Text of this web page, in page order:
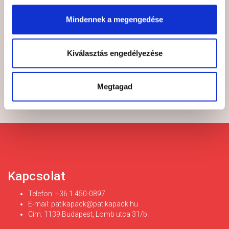
Mindennek a megengedése
Kiválasztás engedélyezése
Megtagad
Adatvédelmi és adatkezelési szabályzatot
FELIRATKOZÁS
Kapcsolat
Telefon: +36 1 450-0897
E-mail: patikapack@patikapack.hu
Cím: 1139 Budapest, Lomb utca 31/b.